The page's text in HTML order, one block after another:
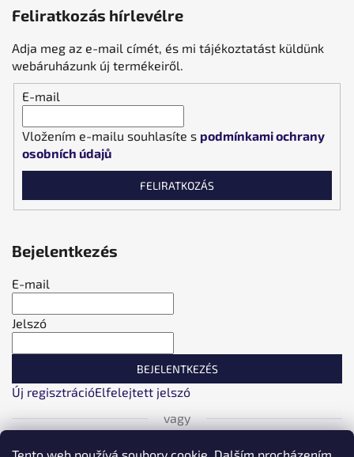
Feliratkozás hírlevélre
Adja meg az e-mail címét, és mi tájékoztatást küldünk
webáruházunk új termékeiről.
E-mail
Vložením e-mailu souhlasíte s podmínkami ochrany
osobních údajů
FELIRATKOZÁS
Bejelentkezés
E-mail
Jelszó
BEJELENTKEZÉS
Új regisztrációElfelejtett jelszó
vagy